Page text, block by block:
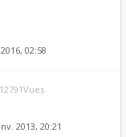
02:58
2013, 20:21